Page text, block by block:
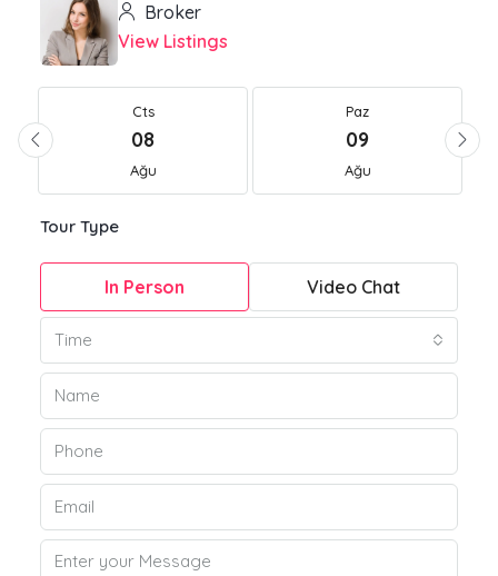
Broker
View Listings
Cts
08
Ağu
Paz
09
Ağu
Tour Type
In Person Video Chat
Time